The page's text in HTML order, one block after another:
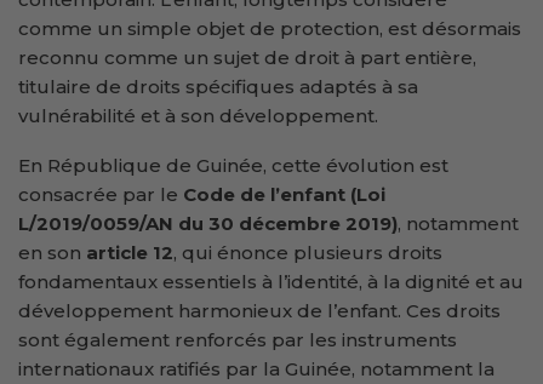
comme un simple objet de protection, est désormais
reconnu comme un sujet de droit à part entière,
titulaire de droits spécifiques adaptés à sa
vulnérabilité et à son développement.
En République de Guinée, cette évolution est
consacrée par le Code de l’enfant (Loi
L/2019/0059/AN du 30 décembre 2019), notamment
en son article 12, qui énonce plusieurs droits
fondamentaux essentiels à l’identité, à la dignité et au
développement harmonieux de l’enfant. Ces droits
sont également renforcés par les instruments
internationaux ratifiés par la Guinée, notamment la